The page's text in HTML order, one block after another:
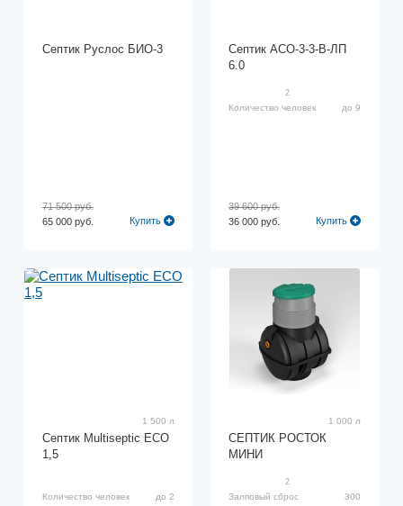
Септик Руслос БИО-3
65 000 руб.
71 500 руб.
Купить
Септик АСО-3-3-В-ЛП
6.0
2
Количество человек до 9
36 000 руб.
39 600 руб.
Купить
1 500 л
Септик Multiseptic ECO
1,5
Количество человек до 2
1 000 л
СЕПТИК РОСТОК
МИНИ
2
Залповый сброс
300